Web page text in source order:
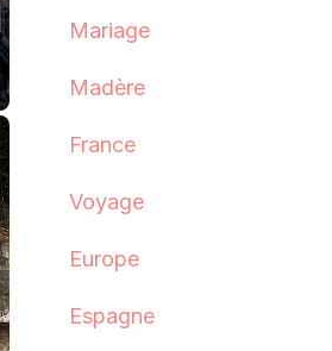
Mariage
Madère
France
Voyage
Europe
Espagne